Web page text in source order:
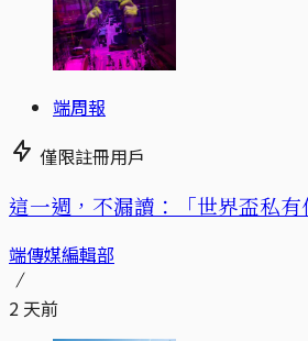
端周報
僅限註冊用戶
這一週，不漏讀：「世界盃私
端傳媒編輯部
2 天前